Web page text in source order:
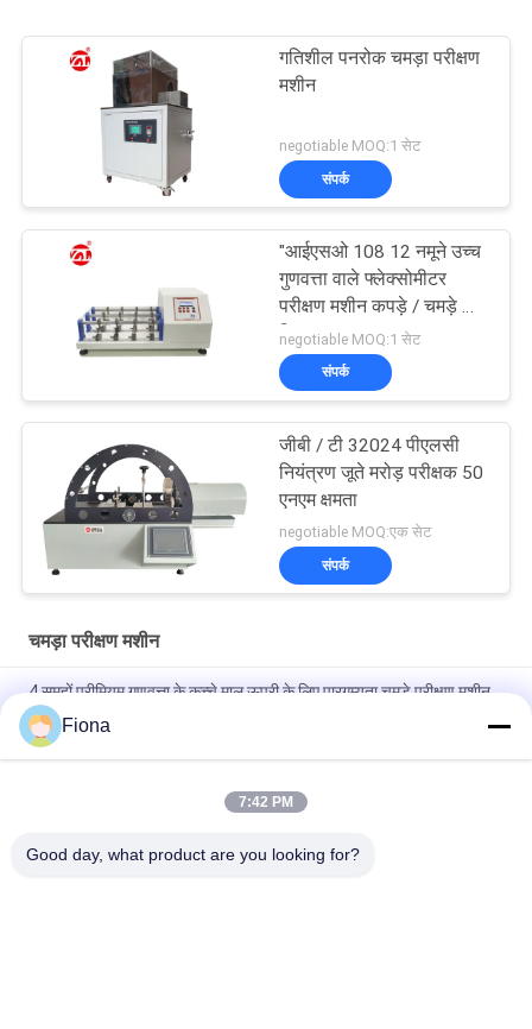
गतिशील पनरोक चमड़ा परीक्षण
मशीन
negotiable MOQ:1 सेट
संपर्क
"आईएसओ 108 12 नमूने उच्च
गुणवत्ता वाले फ्लेक्सोमीटर
परीक्षण मशीन कपड़े / चमड़े के
लिए""
negotiable MOQ:1 सेट
संपर्क
जीबी / टी 32024 पीएलसी
नियंत्रण जूते मरोड़ परीक्षक 50
एनएम क्षमता
negotiable MOQ:एक सेट
संपर्क
चमड़ा परीक्षण मशीन
4 समूहों प्रीमियम गुणवत्ता के कच्चे माल ऊपरी के लिए पारगम्यता चमड़े परीक्षण मशीन,
6 अंक एलसीडी डिस्प्ले"
"एलसीडी प्रीमियम गुणवत्ता फ्लेक्सोमीटर चमड़ा परीक्षण मशीन"
"SATRA TM171 प्रीमियम क्वालिटी फ्लेक्सिंग लेदर डायनामिक वाटरप्रूफ
Fiona
7:42 PM
Good day, what product are you looking for?